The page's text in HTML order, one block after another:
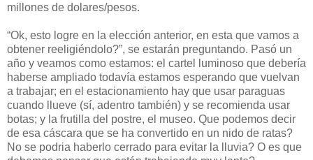
millones de dolares/pesos.
“Ok, esto logre en la elección anterior, en esta que vamos a
obtener reeligiéndolo?”, se estarán preguntando. Pasó un
año y veamos como estamos: el cartel luminoso que debería
haberse ampliado todavía estamos esperando que vuelvan
a trabajar; en el estacionamiento hay que usar paraguas
cuando llueve (sí, adentro también) y se recomienda usar
botas; y la frutilla del postre, el museo. Que podemos decir
de esa cáscara que se ha convertido en un nido de ratas?
No se podria haberlo cerrado para evitar la lluvia? O es que